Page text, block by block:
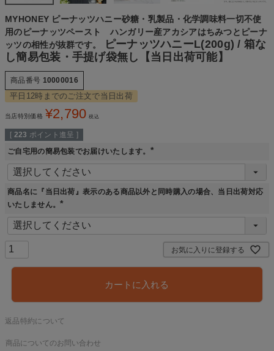
MYHONEY ピーナッツハニー砂糖・乳製品・化学調味料一切不使
用のピーナッツペースト ハンガリー産アカシアはちみつとピーナ
ッツの相性が抜群です。
ピーナッツハニーL(200g) / 箱な
し簡易包装・手提げ袋無し【当日出荷可能】
商品番号 10000016
平日12時までのご注文で当日出荷
当店特別価格 ¥2,790 税込
[ 223 ポイント進呈 ]
ご自宅用の簡易包装でお届けいたします。
必
)
商品名に『当日出荷』表示のある商品以外と同時購入の場合、当日出荷対応
いたしません。
必
須
)
お気に入りに登録する
カートに入れる
返品特約について
商品についてのお問い合わせ